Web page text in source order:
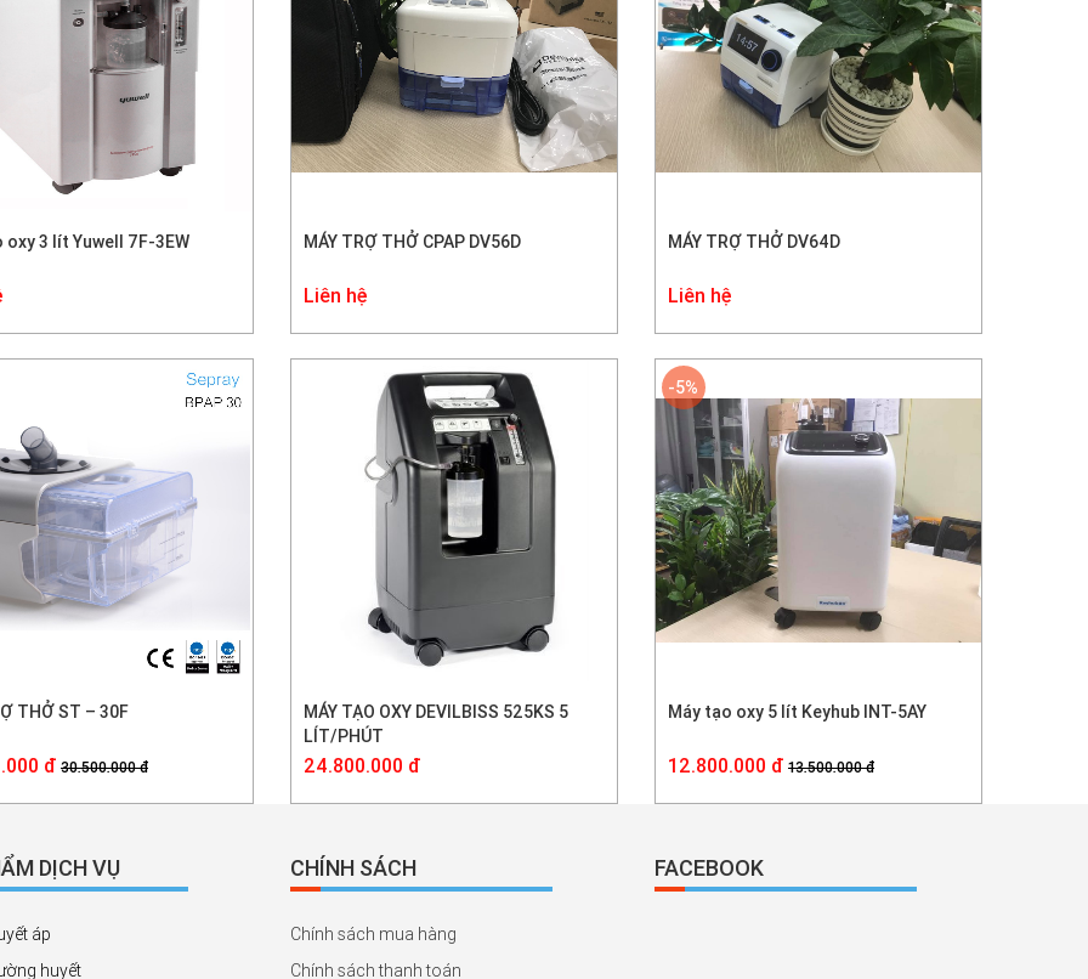
oxy 3 lít Yuwell 7F-3EW MÁY TRỢ THỞ CPAP DV56D
Liên hệ
MÁY TRỢ THỞ DV64D
Liên hệ
THỞ ST – 30F
đ 30.500.000 đ
MÁY TẠO OXY DEVILBISS 525KS 5
LÍT/PHÚT
24.800.000 đ
Máy tạo oxy 5 lít Keyhub INT-5AY
12.800.000 đ 13.500.000 đ
-5%
DỊCH VỤ
áp
huyết
CHÍNH SÁCH
Chính sách mua hàng
Chính sách thanh toán
FACEBOOK